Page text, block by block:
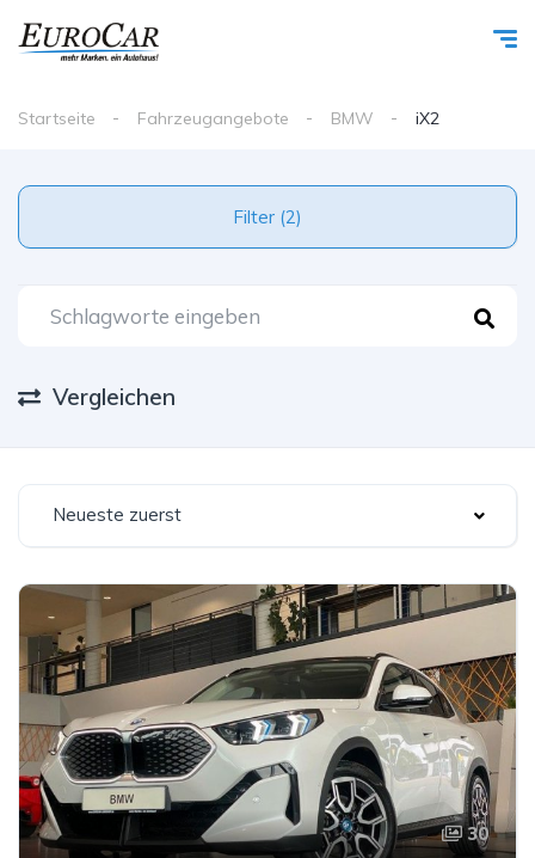
Startseite Fahrzeugangebote BMW iX2
Filter (2)
Vergleichen
Neueste zuerst
30